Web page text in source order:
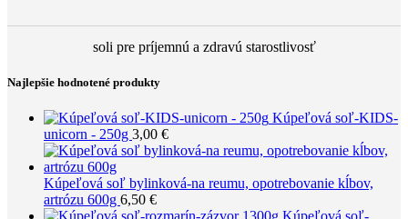
soli pre príjemnú a zdravú starostlivosť
Najlepšie hodnotené produkty
Kúpeľová soľ-KIDS-
unicorn - 250g 3,00 €
Kúpeľová soľ bylinková-na reumu, opotrebovanie kĺbov,
artrózu 600g 6,50 €